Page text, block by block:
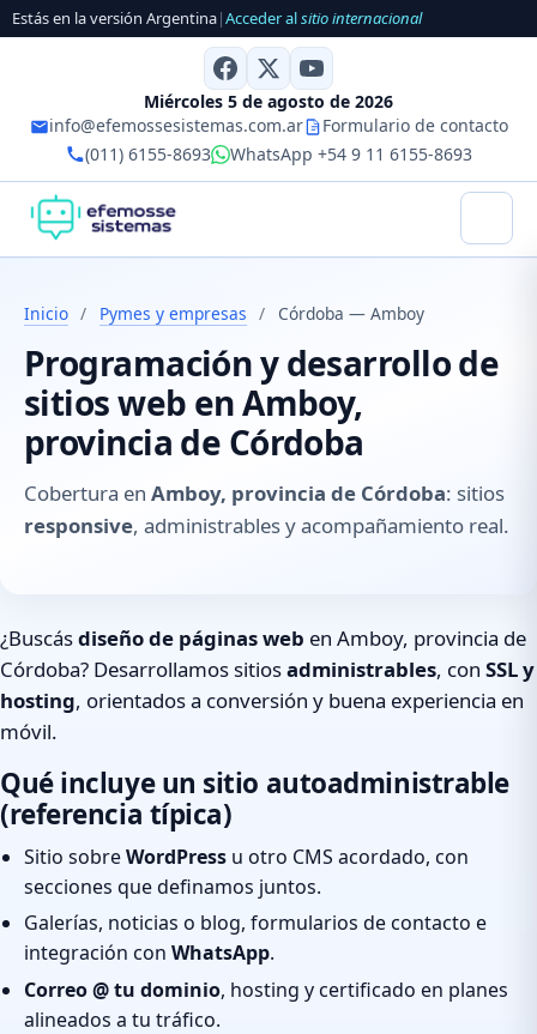
Estás en la versión Argentina|Acceder alsitio internacional
Miércoles 5 de agosto de 2026
info@efemossesistemas.com.ar
Formulario de contacto
(011) 6155-8693
WhatsApp +54 9 11 6155-8693
Inicio / Pymes y empresas / Córdoba — Amboy
Programación y desarrollo de
sitios web en Amboy,
provincia de Córdoba
Cobertura en Amboy, provincia de Córdoba: sitios
responsive, administrables y acompañamiento real.
¿Buscásdiseño de páginas web en Amboy, provincia de
Córdoba? Desarrollamos sitiosadministrables, con SSL y
hosting, orientados a conversión y buena experiencia en
móvil.
Qué incluye un sitio autoadministrable
(referencia típica)
Sitio sobreWordPress u otro CMS acordado, con
secciones que definamos juntos.
Galerías, noticias o blog, formularios de contacto e
integración con WhatsApp.
Correo @ tu dominio, hosting y certificado en planes
alineados a tu tráfico.